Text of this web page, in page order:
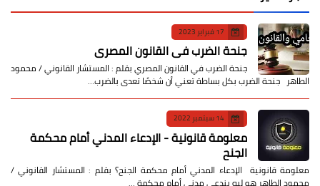
17 فبراير 2023
جنحة الضرب في القانون المصري
جنحة الضرب في القانون المصري بقلم : المستشار القانوني / محمود
الطاهر جنحة الضرب بكل بساطة تعني أن شخصًا تعدى بالضرب…
14 سبتمبر 2022
معلومة قانونية - الإدعاء المدني أمام محكمة
الجنح
معلومة قانونية الإدعاء المدني أمام محكمة الجنح؟ بقلم : المستشار القانوني /
محمود الطاهر هو ليه بندعي مدني أمام محكمة …